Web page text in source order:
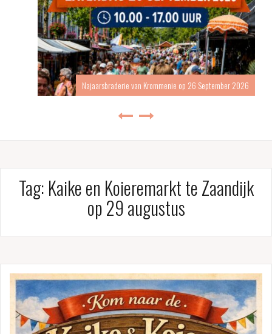
Najaarsbraderie van Krommenie op 26 September 2026
Tag: Kaike en Koieremarkt te Zaandijk
op 29 augustus